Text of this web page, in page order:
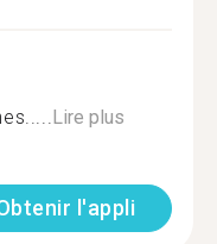
Lire plus
l'appli